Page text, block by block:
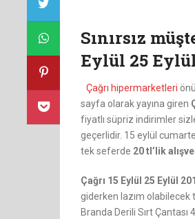
Sınırsız
Eylül 25
Çağrı hipermarketleri
sayfa olarak yayına giren
fiyatlı süpriz indirimler
geçerlidir. 15 eylül
tek seferde 20 tl’lik
Çağrı 15 Eylül 25 Eylül
giderken lazım
Branda Derili Sırt Çantası